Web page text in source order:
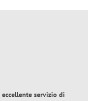
eccellente servizio di